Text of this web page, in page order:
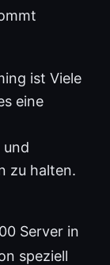
ist Viele
eine
und
zu halten.
Server in
speziell